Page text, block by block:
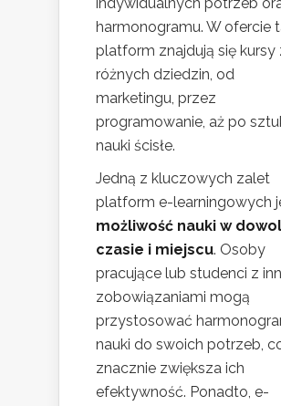
indywidualnych potrzeb
harmonogramu. W ofercie
platform znajdują się kursy
różnych dziedzin, od
marketingu, przez
programowanie, aż po
nauki ścisłe.
Jedną z kluczowych zalet
platform e-learningowych
możliwość nauki w
czasie i miejscu. Osoby
pracujące lub studenci z
zobowiązaniami mogą
przystosować
nauki do swoich potrzeb,
znacznie zwiększa ich
efektywność. Ponadto, e-